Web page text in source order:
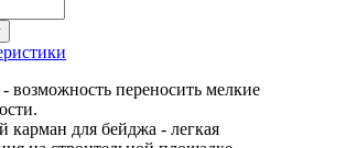
возможность переносить мелкие
карман для бейджа - легкая